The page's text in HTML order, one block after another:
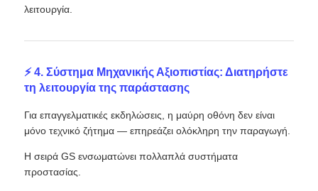
λειτουργία.
⚡ 4. Σύστημα Μηχανικής Αξιοπιστίας: Διατηρήστε
τη λειτουργία της παράστασης
Για επαγγελματικές εκδηλώσεις, η μαύρη οθόνη δεν είναι
μόνο τεχνικό ζήτημα — επηρεάζει ολόκληρη την παραγωγή.
Η σειρά GS ενσωματώνει πολλαπλά συστήματα
προστασίας.